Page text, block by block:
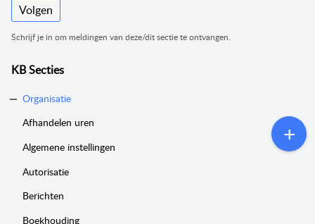
Volgen
Schrijf je in om meldingen van deze/dit sectie te ontvangen.
KB Secties
Organisatie
Afhandelen uren
Algemene instellingen
Autorisatie
Berichten
Boekhouding